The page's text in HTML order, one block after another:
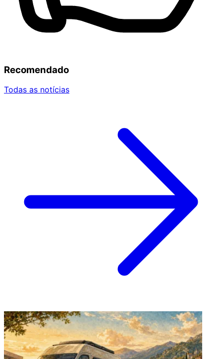
Recomendado
Todas as notícias